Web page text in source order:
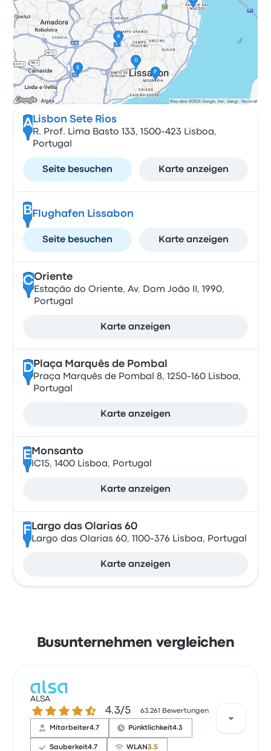
A Lisbon Sete Rios
R. Prof. Lima Basto 133, 1500-423 Lisboa,
Portugal
Seite besuchen Karte anzeigen
BFlughafen Lissabon
Seite besuchen Karte anzeigen
COriente
Estação do Oriente, Av. Dom João II, 1990,
Portugal
Karte anzeigen
DPlaça Marquês de Pombal
Praça Marquês de Pombal 8, 1250-160 Lisboa,
Portugal
Karte anzeigen
E Monsanto
IC15, 1400 Lisboa, Portugal
Karte anzeigen
F Largo das Olarias 60
Largo das Olarias 60, 1100-376 Lisboa, Portugal
Karte anzeigen
Busunternehmen vergleichen
ALSA
4.3 von 5 Sternen4.3/5 63.261 Bewertungen
Mitarbeiter4.7 Pünktlichkeit4.3
Sauberkeit4.7 WLAN3.5